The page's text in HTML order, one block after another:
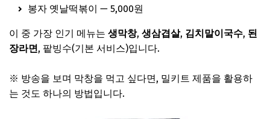
봉자 옛날떡볶이 — 5,000원
이 중 가장 인기 메뉴는 생막창, 생삼겹살, 김치말이국수, 된
장라면, 팥빙수(기본 서비스)입니다.
※ 방송을 보며 막창을 먹고 싶다면, 밀키트 제품을 활용하
는 것도 하나의 방법입니다.